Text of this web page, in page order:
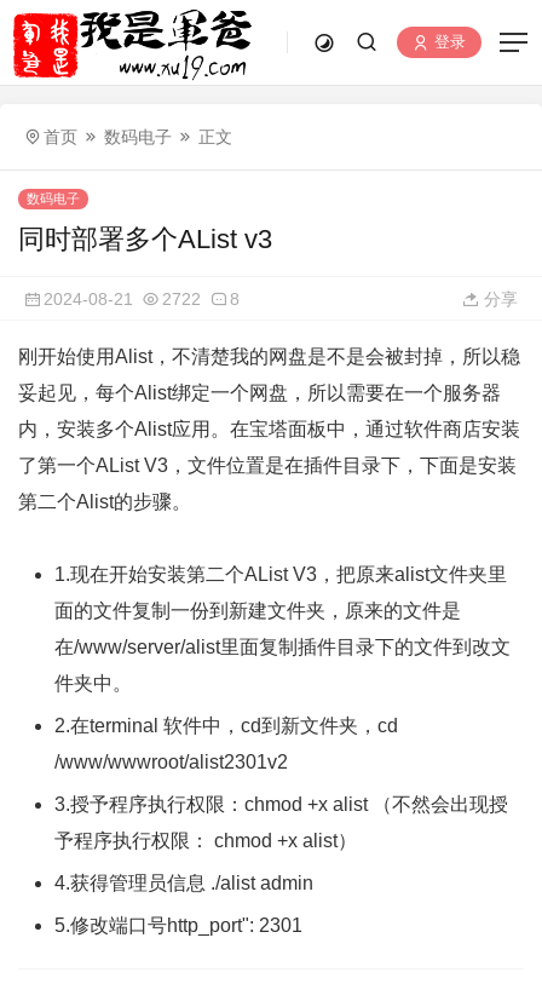
登录
首页 数码电子 正文
数码电子
同时部署多个AList v3
2024-08-21 2722 8 分享
刚开始使用Alist，不清楚我的网盘是不是会被封掉，所以稳
妥起见，每个Alist绑定一个网盘，所以需要在一个服务器
内，安装多个Alist应用。在宝塔面板中，通过软件商店安装
了第一个AList V3，文件位置是在插件目录下，下面是安装
第二个Alist的步骤。
1.现在开始安装第二个AList V3，把原来alist文件夹里
面的文件复制一份到新建文件夹，原来的文件是
在/www/server/alist里面复制插件目录下的文件到改文
件夹中。
2.在terminal 软件中，cd到新文件夹，cd
/www/wwwroot/alist2301v2
3.授予程序执行权限：chmod +x alist （不然会出现授
予程序执行权限： chmod +x alist）
4.获得管理员信息 ./alist admin
5.修改端口号http_port": 2301